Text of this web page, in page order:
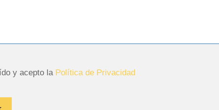
y acepto la Política de Privacidad